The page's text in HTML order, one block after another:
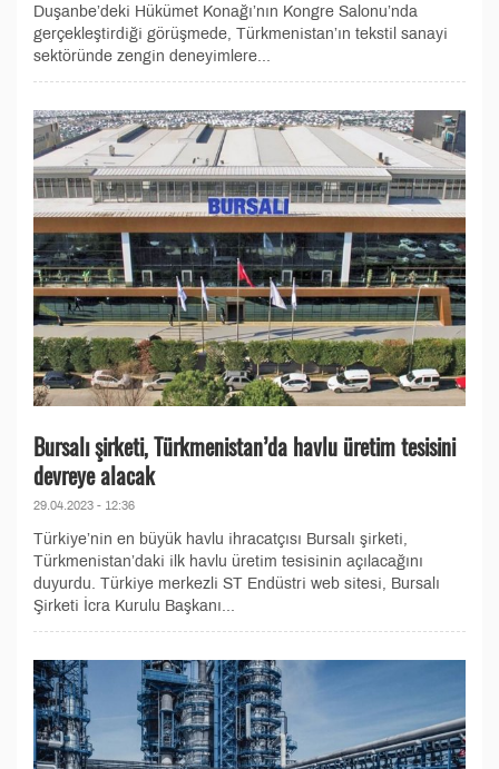
Duşanbe’deki Hükümet Konağı’nın Kongre Salonu’nda
gerçekleştirdiği görüşmede, Türkmenistan’ın tekstil sanayi
sektöründe zengin deneyimlere...
Bursalı şirketi, Türkmenistan’da havlu üretim tesisini
devreye alacak
29.04.2023 - 12:36
Türkiye’nin en büyük havlu ihracatçısı Bursalı şirketi,
Türkmenistan’daki ilk havlu üretim tesisinin açılacağını
duyurdu. Türkiye merkezli ST Endüstri web sitesi, Bursalı
Şirketi İcra Kurulu Başkanı...